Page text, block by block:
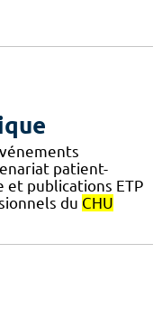
patient-
et publications ETP
du CHU